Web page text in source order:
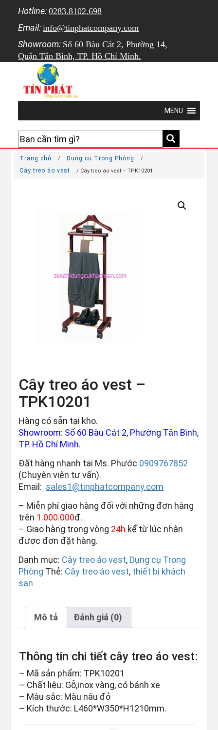
Hotline: 0283.8102.698
Email: info@tinphatcompany.com
Showroom: Số 60 Bàu Cát 2, Phường 14,
Quận Tân Bình, TP. Hồ Chí Minh.
MENU
Trang chủ / Dụng cụ Trong Phòng /
Cây treo áo vest / Cây treo áo vest – TPK10201
Cây treo áo vest –
TPK10201
Hàng có sẵn tại kho.
Showroom: Số 60 Bàu Cát 2, Phường Tân Bình,
TP. Hồ Chí Minh.
Đặt hàng nhanh tại Ms. Phước 0909767852
(Chuyên viên tư vấn).
Email: sales1@tinphatcompany.com
– Miễn phí giao hàng đối với những đơn hàng
trên 1.000.000đ.
– Giao hàng trong vòng 24h kể từ lúc nhận
được đơn đặt hàng.
Danh mục: Cây treo áo vest, Dụng cụ Trong
Phòng Thẻ: Cây treo áo vest, thiết bị khách
sạn
Mô tả Đánh giá (0)
Thông tin chi tiết cây treo áo vest:
– Mã sản phẩm: TPK10201
– Chất liệu: Gỗ,inox vàng, có bánh xe
– Màu sắc: Màu nâu đỏ
– Kích thước: L460*W350*H1210mm.